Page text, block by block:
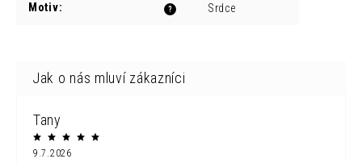
?
Motiv: Srdce
Tany
9.7.2026